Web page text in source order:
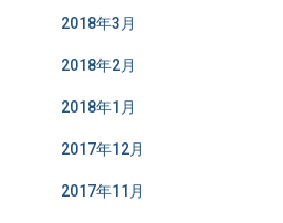
2018年3月
2018年2月
2018年1月
2017年12月
2017年11月